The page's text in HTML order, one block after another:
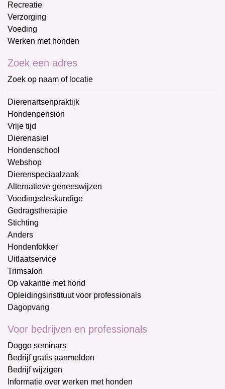
Recreatie
Verzorging
Voeding
Werken met honden
Zoek een adres
Zoek op naam of locatie
Dierenartsenpraktijk
Hondenpension
Vrije tijd
Dierenasiel
Hondenschool
Webshop
Dierenspeciaalzaak
Alternatieve geneeswijzen
Voedingsdeskundige
Gedragstherapie
Stichting
Anders
Hondenfokker
Uitlaatservice
Trimsalon
Op vakantie met hond
Opleidingsinstituut voor professionals
Dagopvang
Voor bedrijven en professionals
Doggo seminars
Bedrijf gratis aanmelden
Bedrijf wijzigen
Informatie over werken met honden